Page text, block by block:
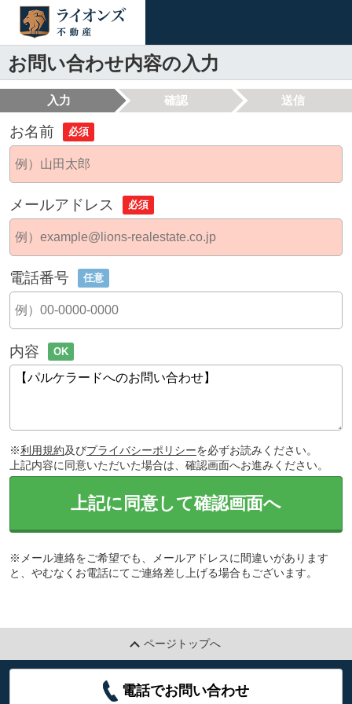
お問い合わせ内容の入力
入力 確認 送信
お名前 必須
メールアドレス 必須
電話番号 任意
内容 OK
※利用規約及びプライバシーポリシーを必ずお読みください。
上記内容に同意いただいた場合は、確認画面へお進みください。
上記に同意して確認画面へ
※メール連絡をご希望でも、メールアドレスに間違いがあります
と、やむなくお電話にてご連絡差し上げる場合もございます。
ページトップへ
電話でお問い合わせ